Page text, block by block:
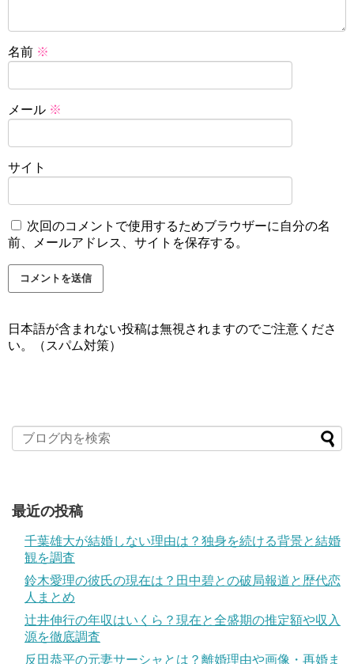
名前 ※
メール ※
サイト
次回のコメントで使用するためブラウザーに自分の名
前、メールアドレス、サイトを保存する。
日本語が含まれない投稿は無視されますのでご注意くださ
い。（スパム対策）
最近の投稿
千葉雄大が結婚しない理由は？独身を続ける背景と結婚
観を調査
鈴木愛理の彼氏の現在は？田中碧との破局報道と歴代恋
人まとめ
辻井伸行の年収はいくら？現在と全盛期の推定額や収入
源を徹底調査
反田恭平の元妻サーシャとは？離婚理由や画像・再婚ま